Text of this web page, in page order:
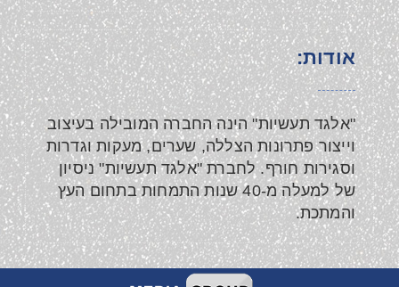
אודות:
"אלגד תעשיות" הינה החברה המובילה בעיצוב
וייצור פתרונות הצללה, שערים, מעקות וגדרות
וסגירות חורף. לחברת "אלגד תעשיות" ניסיון
של למעלה מ-40 שנות התמחות בתחום העץ
והמתכת.